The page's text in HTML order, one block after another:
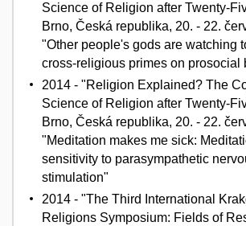
Science of Religion after Twenty-
Brno, Česká republika, 20. - 22.
"Other people's gods are watching
cross-religious primes on prosocial
2014 - "Religion Explained? The
Science of Religion after Twenty-
Brno, Česká republika, 20. - 22.
"Meditation makes me sick:
sensitivity to parasympathetic
stimulation"
2014 - "The Third International
Religions Symposium: Fields of